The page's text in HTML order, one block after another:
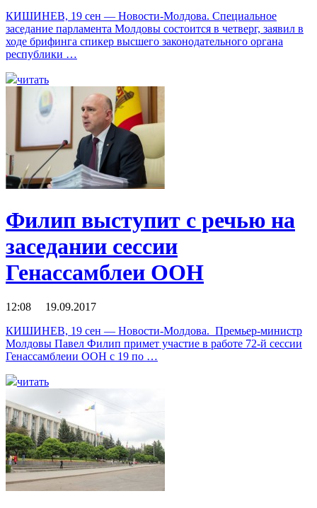
КИШИНЕВ, 19 сен — Новости-Молдова. Специальное
заседание парламента Молдовы состоится в четверг, заявил в
ходе брифинга спикер высшего законодательного органа
республики …
читать
Филип выступит с речью на
заседании сессии
Генассамблеи ООН
12:08 19.09.2017
КИШИНЕВ, 19 сен — Новости-Молдова. Премьер-министр
Молдовы Павел Филип примет участие в работе 72-й сессии
Генассамблеии ООН с 19 по …
читать